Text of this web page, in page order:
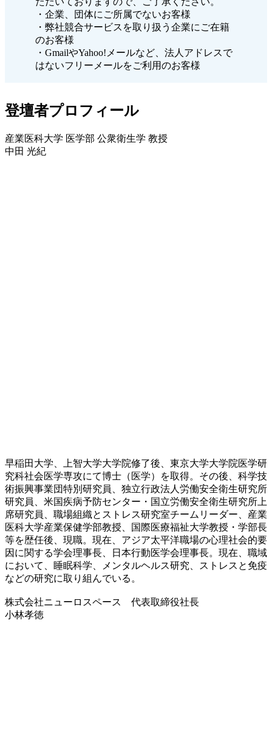
・企業、団体にご所属でないお客様
・弊社競合サービスを取り扱う企業にご在籍
のお客様
・GmailやYahoo!メールなど、法人アドレスで
はないフリーメールをご利用のお客様
登壇者プロフィール
産業医科大学 医学部 公衆衛生学 教授
中田 光紀
早稲田大学、上智大学大学院修了後、東京大学大学院医学研
究科社会医学専攻にて博士（医学）を取得。その後、科学技
術振興事業団特別研究員、独立行政法人労働安全衛生研究所
研究員、米国疾病予防センター・国立労働安全衛生研究所上
席研究員、職場組織とストレス研究室チームリーダー、産業
医科大学産業保健学部教授、国際医療福祉大学教授・学部長
等を歴任後、現職。現在、アジア太平洋職場の心理社会的要
因に関する学会理事長、日本行動医学会理事長。現在、職域
において、睡眠科学、メンタルヘルス研究、ストレスと免疫
などの研究に取り組んでいる。
株式会社ニューロスペース 代表取締役社長
小林孝徳